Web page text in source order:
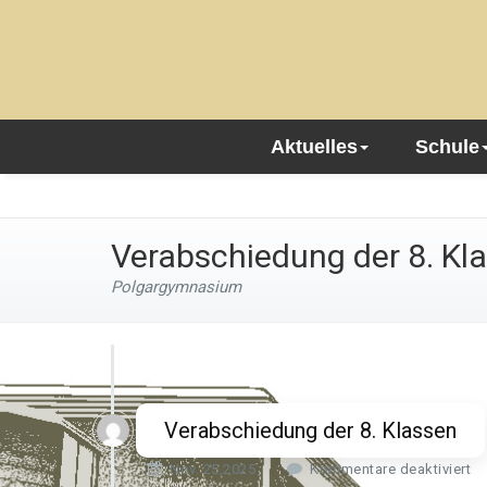
Aktuelles Schule
Verabschiedung der 8.
Polgargymnasium
Verabschiedung der 8. Klassen
Nov. 25,2025 Kommentare deaktiviert